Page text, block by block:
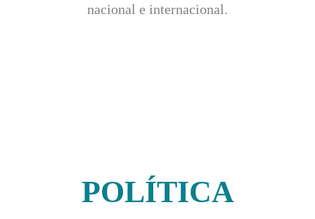
nacional e internacional.
POLÍTICA